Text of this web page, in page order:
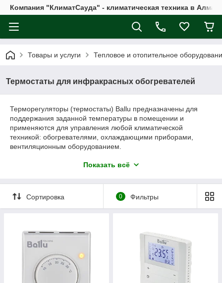
Компания "КлиматСауда" - климатическая техника в
Товары и услуги Тепловое и отопительное
Термостаты для инфракрасных обогревателей
Терморегуляторы (термостаты) Ballu предназначены для
поддержания заданной температуры в помещении и
применяются для управления любой климатической
техникой: обогревателями, охлаждающими приборами,
вентиляционным оборудованием.
обслуживания и обеспечивают значительную экономию
температуры без перегревов, а также установке различных
режимов работы в зависимости от дня недели и времени
многофункциональный программируемый терморегулятор
Показать всё
Сортировка 0 Фильтры